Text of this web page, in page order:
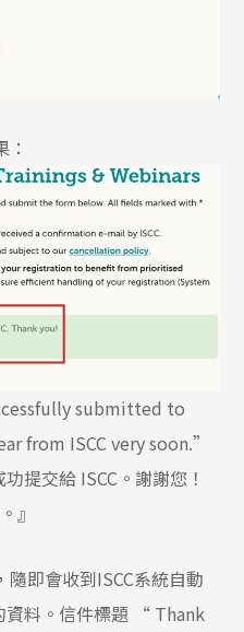
submitted to
from ISCC very soon.”
提交給 ISCC。謝謝您！
』
即會收到ISCC系統自動
資料。信件標題 “ Thank